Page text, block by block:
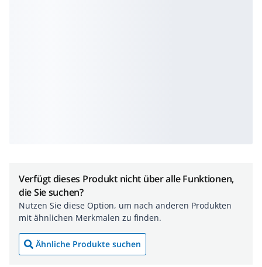
Verfügt dieses Produkt nicht über alle Funktionen,
die Sie suchen?
Nutzen Sie diese Option, um nach anderen Produkten
mit ähnlichen Merkmalen zu finden.
Ähnliche Produkte suchen